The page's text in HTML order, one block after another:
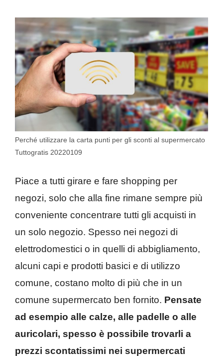
Perché utilizzare la carta punti per gli sconti al supermercato
Tuttogratis 20220109
Piace a tutti girare e fare shopping per
negozi, solo che alla fine rimane sempre più
conveniente concentrare tutti gli acquisti in
un solo negozio. Spesso nei negozi di
elettrodomestici o in quelli di abbigliamento,
alcuni capi e prodotti basici e di utilizzo
comune, costano molto di più che in un
comune supermercato ben fornito. Pensate
ad esempio alle calze, alle padelle o alle
auricolari, spesso è possibile trovarli a
prezzi scontatissimi nei supermercati